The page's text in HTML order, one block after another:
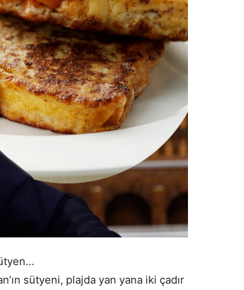
sütyeni, plajda yan yana iki çadır